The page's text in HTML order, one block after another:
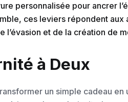
personnalisée pour ancrer
ces leviers répondent
l’évasion et de la création de
à Deux
un simple cadeau